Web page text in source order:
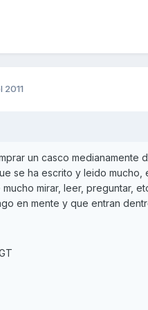
2011
un casco medianamente
se ha escrito y leido
mirar, leer, preguntar,
en mente y que entran